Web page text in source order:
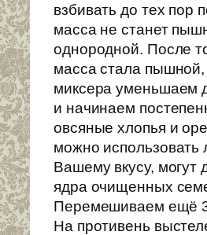
взбивать до тех пор
масса не станет
однородной. После
масса стала пышной,
миксера уменьшаем
и начинаем
овсяные хлопья и
можно использовать
Вашему вкусу, могут
ядра очищенных
Перемешиваем ещё
На противень